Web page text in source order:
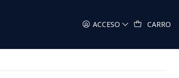
ACCESO CARRO